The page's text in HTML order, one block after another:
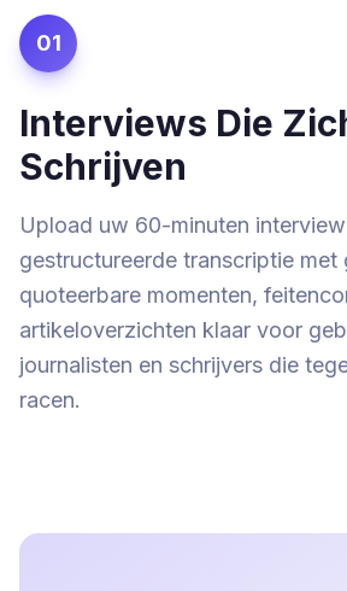
01
Interviews Die
Schrijven
Upload uw 60-minuten
gestructureerde transcriptie met
quoteerbare momenten,
artikeloverzichten klaar voor
journalisten en schrijvers die
racen.